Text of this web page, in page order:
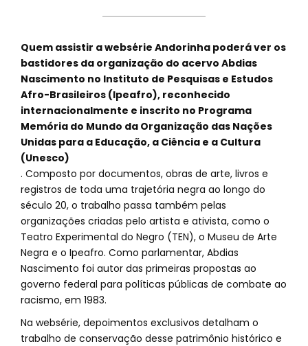
Quem assistir a websérie Andorinha poderá ver os
bastidores da organização do acervo Abdias
Nascimento no Instituto de Pesquisas e Estudos
Afro-Brasileiros (Ipeafro), reconhecido
internacionalmente e inscrito no Programa
Memória do Mundo da Organização das Nações
Unidas para a Educação, a Ciência e a Cultura
(Unesco)
. Composto por documentos, obras de arte, livros e
registros de toda uma trajetória negra ao longo do
século 20, o trabalho passa também pelas
organizações criadas pelo artista e ativista, como o
Teatro Experimental do Negro (TEN), o Museu de Arte
Negra e o Ipeafro. Como parlamentar, Abdias
Nascimento foi autor das primeiras propostas ao
governo federal para políticas públicas de combate ao
racismo, em 1983.
Na websérie, depoimentos exclusivos detalham o
trabalho de conservação desse patrimônio histórico e